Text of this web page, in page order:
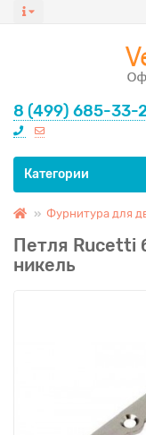
8 (499) 685-33-
Все категории
Категории
Фурнитура для
Петля Rucetti
никель